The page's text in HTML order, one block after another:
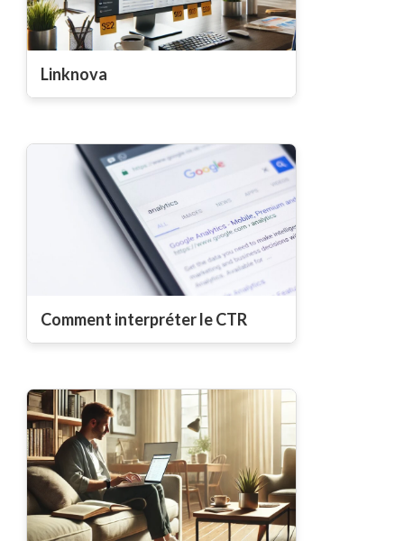
Linknova
Comment interpréter le CTR